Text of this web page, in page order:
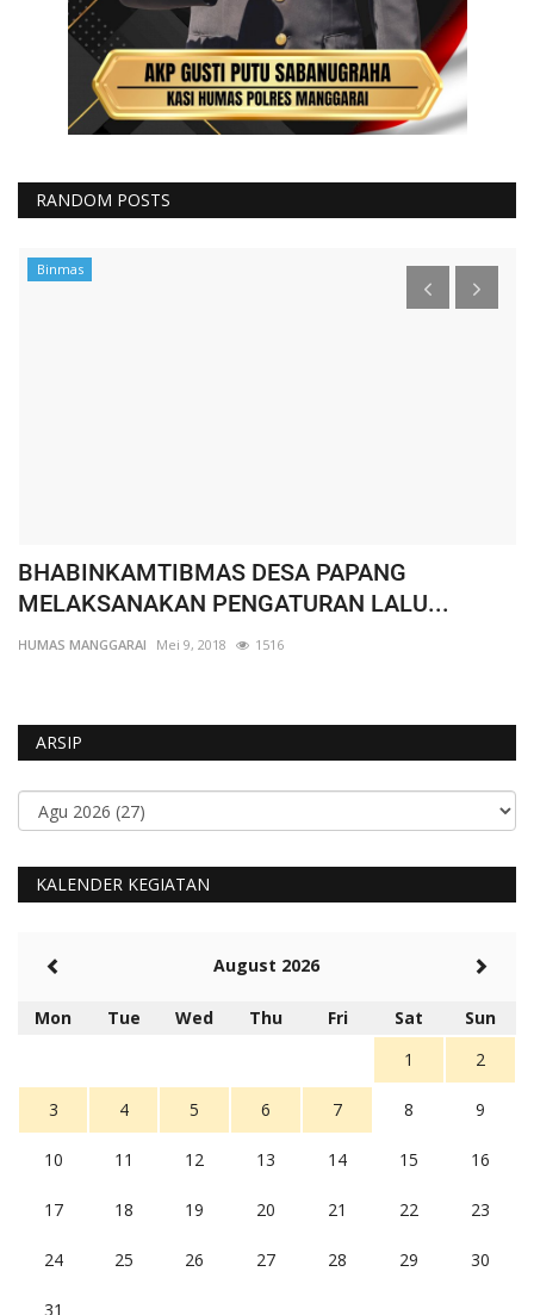
RANDOM POSTS
Binmas
BHABINKAMTIBMAS DESA PAPANG
MELAKSANAKAN PENGATURAN LALU...
HUMAS MANGGARAI Mei 9, 2018 1516
ARSIP
KALENDER KEGIATAN
August 2026
Mon Tue Wed Thu Fri Sat
Sun
1
2
3 4 5 6 7 8 9
10 11 12 13 14 15 16
17 18 19 20 21 22 23
24 25 26 27 28 29 30
31